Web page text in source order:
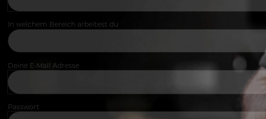
In welchem Bereich arbeitest du
Deine E-Mail Adresse
Passwort